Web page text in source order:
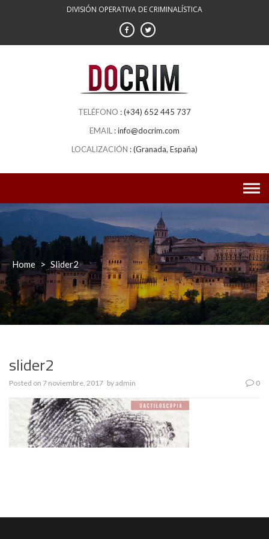
DIVISIÓN OPERATIVA DE CRIMINALÍSTICA
(+34) 652 445 737
info@docrim.com
(Granada, España)
Home > Slider2
slider2
Posted on 7 noviembre, 2017 byadmin 0